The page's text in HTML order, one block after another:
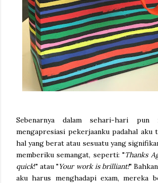
Sebenarnya dalam sehari-hari pun
mengapresiasi pekerjaanku padahal aku
hal yang berat atau sesuatu yang
memberiku semangat, seperti: "Thanks
quick!" atau "Your work is brilliant!"
aku harus menghadapi exam, mereka